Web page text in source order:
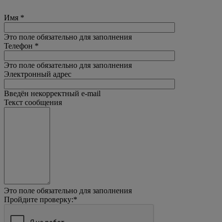
Имя *
Это поле обязательно для заполнения
Телефон *
Это поле обязательно для заполнения
Электронный адрес
Введён некорректный e-mail
Текст сообщения
Это поле обязательно для заполнения
Пройдите проверку:*